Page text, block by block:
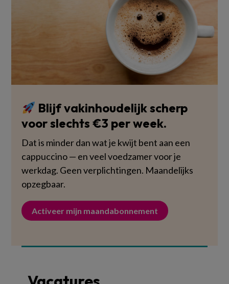
Blijf vakinhoudelijk scherp
voor slechts €3 per week.
Dat is minder dan wat je kwijt bent aan een
cappuccino — en veel voedzamer voor je
werkdag. Geen verplichtingen. Maandelijks
opzegbaar.
Activeer mijn maandabonnement